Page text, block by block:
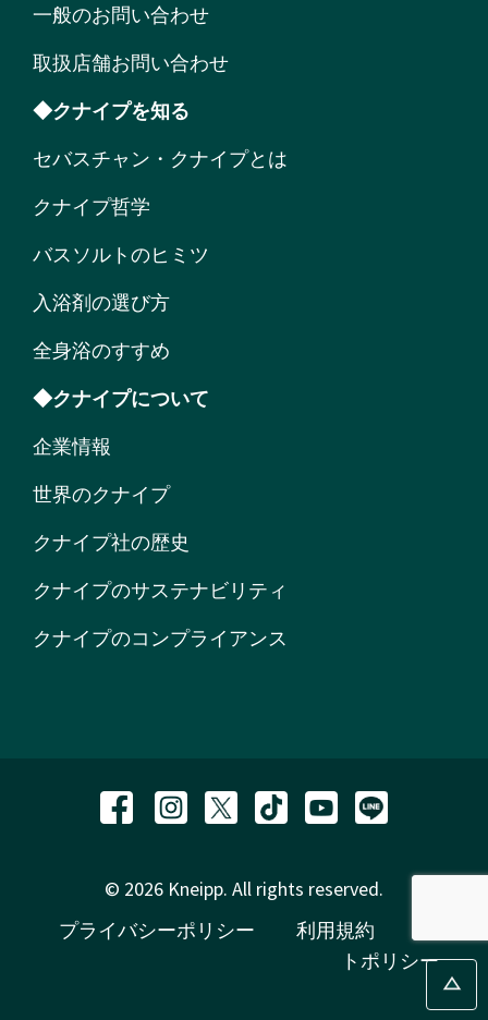
一般のお問い合わせ
取扱店舗お問い合わせ
◆クナイプを知る
セバスチャン・クナイプとは
クナイプ哲学
バスソルトのヒミツ
入浴剤の選び方
全身浴のすすめ
◆クナイプについて
企業情報
世界のクナイプ
クナイプ社の歴史
クナイプのサステナビリティ
クナイプのコンプライアンス
© 2026 Kneipp. All rights reserved.
プライバシーポリシー
利用規約
トポリシー